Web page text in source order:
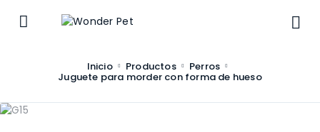
Inicio Productos Perros
Juguete para morder con forma de hueso